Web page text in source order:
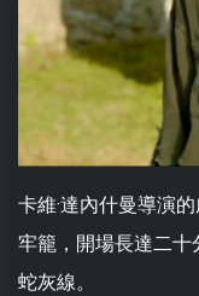
卡維·達內什曼導演
牢籠，開場長達二
蛇灰線。